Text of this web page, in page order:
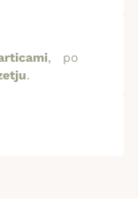
, po
.